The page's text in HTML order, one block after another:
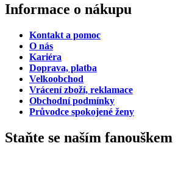
Informace o nákupu
Kontakt a pomoc
O nás
Kariéra
Doprava, platba
Velkoobchod
Vrácení zboží, reklamace
Obchodní podmínky
Průvodce spokojené ženy
Staňte se naším fanouškem